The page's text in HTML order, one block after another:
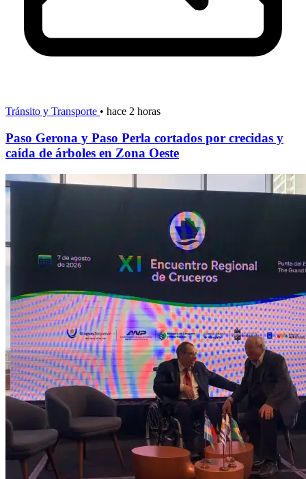
Tránsito y Transporte • hace 2 horas
Paso Gerona y Paso Perla cortados por crecidas y
caída de árboles en Zona Oeste